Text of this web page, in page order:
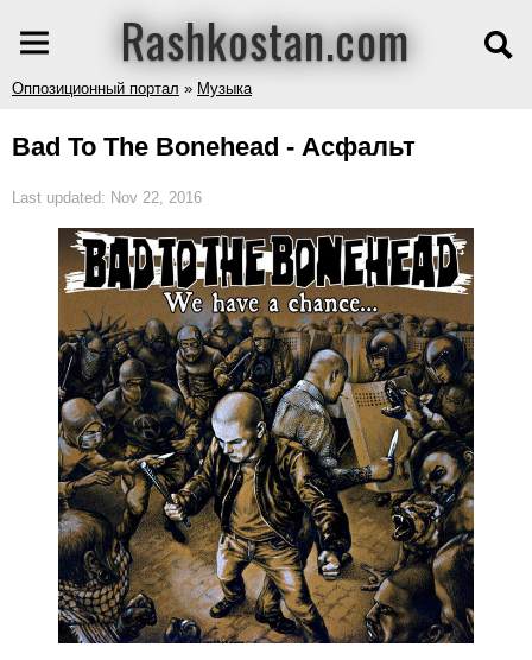
Rashkostan.com
Оппозиционный портал » Музыка
Bad To The Bonehead - Асфальт
Last updated: Nov 22, 2016